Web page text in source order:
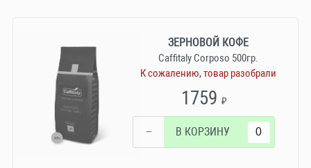
ЗЕРНОВОЙ КОФЕ
Caffitaly Corposo 500гр.
К сожалению, товар разобрали
1759 ₽
− В КОРЗИНУ